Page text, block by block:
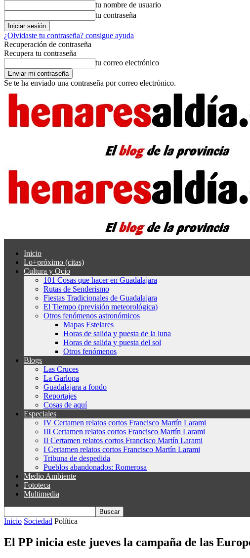
tu nombre de usuario
tu contraseña
¿Olvidaste tu contraseña? consigue ayuda
Recuperación de contraseña
Recupera tu contraseña
tu correo electrónico
Se te ha enviado una contraseña por correo electrónico.
Inicio
Lo+próximo (citas)
Cultura y Ocio
101 Cosas que hacer en Guadalajara
Rutas de Senderismo
Fiestas Tradicionales de Guadalajara
El Tiempo (previsión meteorológica)
Otros fenómenos astronómicos
Mapas Estelares
Horas de salida y puesta de la luna
Horas de salida y puesta del sol
Otros fenómenos
Blogs
Las Cruces
La Garlopa
Guadalajara a fondo
Reportajes
Cosas de aquí
Especiales
IV Certamen relatos cortos Francisco Martín Larami
III Certamen relatos cortos Francisco Martín Larami
II Certamen relatos cortos Francisco Martín Larami
I Certamen relatos cortos Francisco Martín Larami
Tribuna de despedida
Pueblos abandonados: Romerosa
Medio Ambiente
Fototeca
Multimedia
Inicio Sociedad Política
El PP inicia este jueves la campaña de las